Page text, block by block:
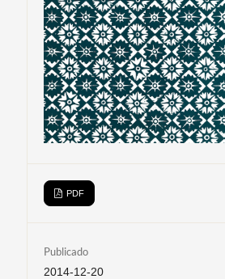
PDF
Publicado
2014-12-20